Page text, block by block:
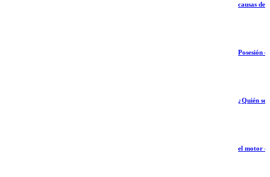
causas del cólico
Posesión en Cali:
¿Quién será el
el motor que